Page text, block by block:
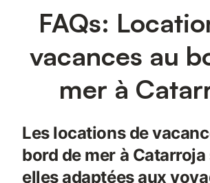
FAQs:
vacances au
mer à
Les locations de
bord de mer à
elles adaptées aux